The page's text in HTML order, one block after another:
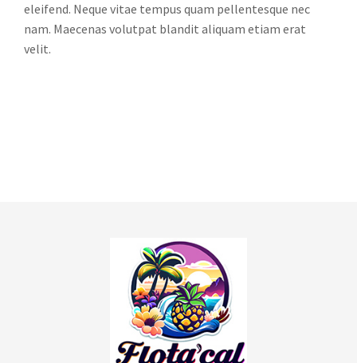
eleifend. Neque vitae tempus quam pellentesque nec
nam. Maecenas volutpat blandit aliquam etiam erat
velit.